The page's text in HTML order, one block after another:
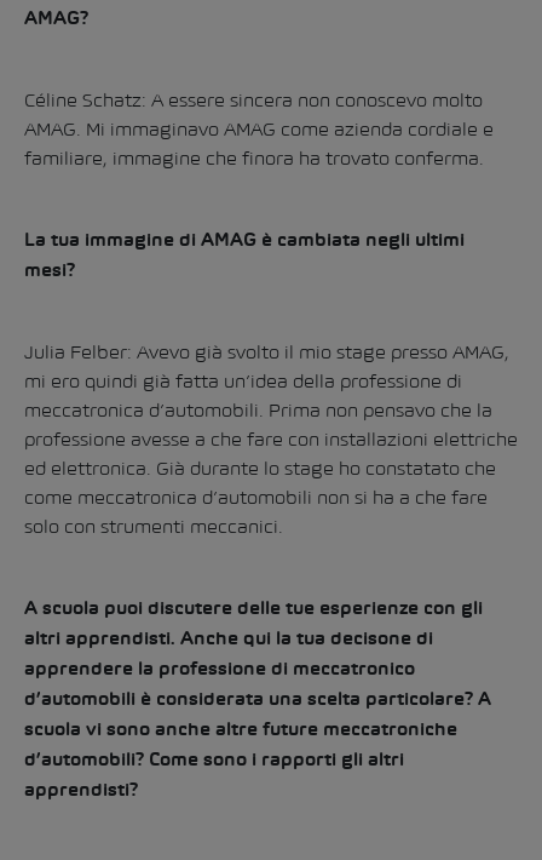
AMAG?
Céline Schatz: A essere sincera non conoscevo molto
AMAG. Mi immaginavo AMAG come azienda cordiale e
familiare, immagine che finora ha trovato conferma.
La tua immagine di AMAG è cambiata negli ultimi
mesi?
Julia Felber: Avevo già svolto il mio stage presso AMAG,
mi ero quindi già fatta un’idea della professione di
meccatronica d’automobili. Prima non pensavo che la
professione avesse a che fare con installazioni elettriche
ed elettronica. Già durante lo stage ho constatato che
come meccatronica d’automobili non si ha a che fare
solo con strumenti meccanici.
A scuola puoi discutere delle tue esperienze con gli
altri apprendisti. Anche qui la tua decisone di
apprendere la professione di meccatronico
d’automobili è considerata una scelta particolare? A
scuola vi sono anche altre future meccatroniche
d’automobili? Come sono i rapporti gli altri
apprendisti ?